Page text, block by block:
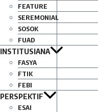
FEATURE
SEREMONIAL
SOSOK
FUAD
INSTITUSIANA
FASYA
FTIK
FEBI
PERSPEKTIF
ESAI